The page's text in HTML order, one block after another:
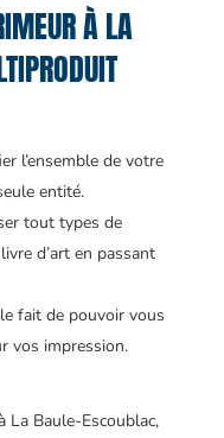
À LA
l’ensemble de votre
entité.
tout types de
d’art en passant
fait de pouvoir vous
vos impression.
La Baule-Escoublac,